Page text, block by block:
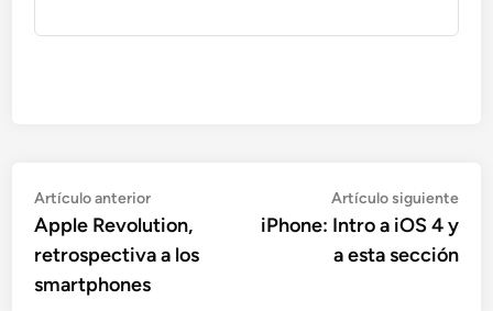
Navegación
de
entradas
Artículo anteriorArtículo
anterior:
Apple Revolution,
retrospectiva a los
smartphones
Artículo siguiente
iPhone: Intro a iOS 4 y
a esta sección